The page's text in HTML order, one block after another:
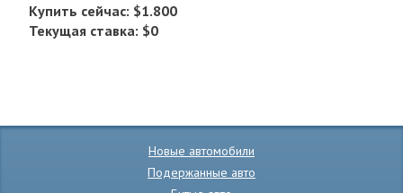
Купить сейчас: $1.800
Текущая ставка: $0
Новые автомобили
Подержанные авто